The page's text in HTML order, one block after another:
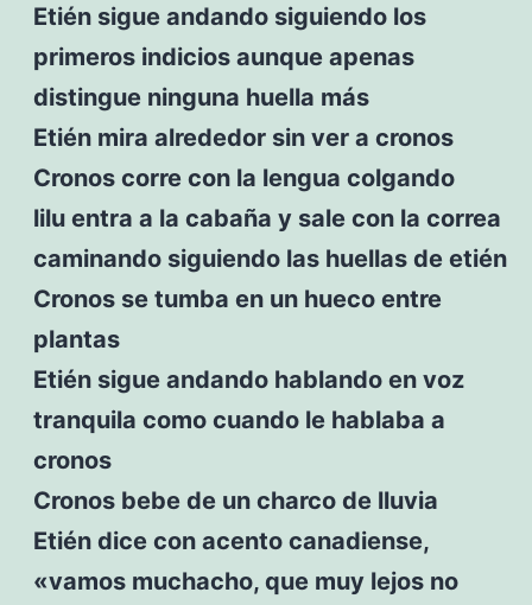
Etién sigue andando siguiendo los
primeros indicios aunque apenas
distingue ninguna huella más
Etién mira alrededor sin ver a cronos
Cronos corre con la lengua colgando
lilu entra a la cabaña y sale con la correa
caminando siguiendo las huellas de etién
Cronos se tumba en un hueco entre
plantas
Etién sigue andando hablando en voz
tranquila como cuando le hablaba a
cronos
Cronos bebe de un charco de lluvia
Etién dice con acento canadiense,
«vamos muchacho, que muy lejos no